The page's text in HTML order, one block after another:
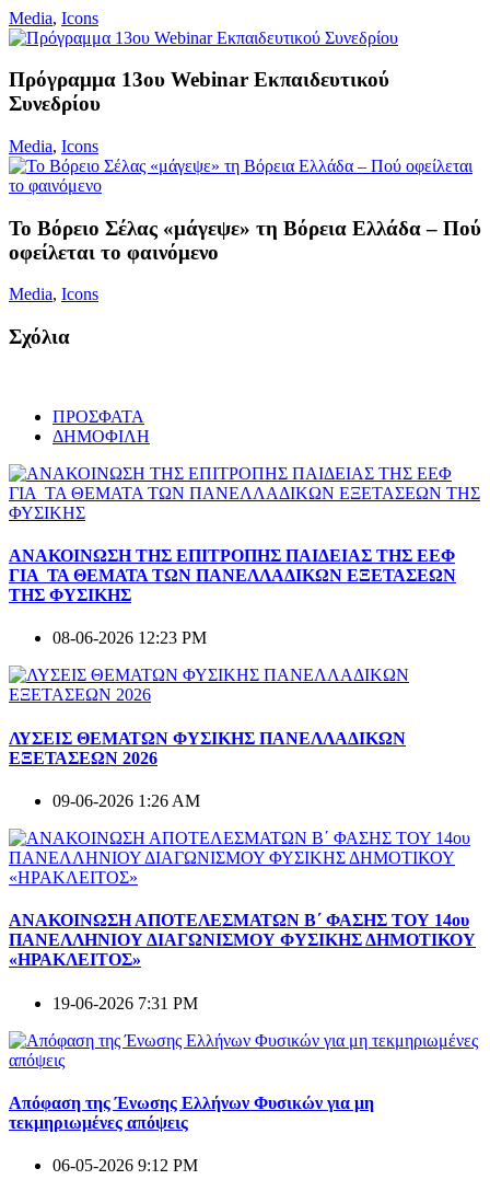
Media, Icons
Πρόγραμμα 13oυ Webinar Εκπαιδευτικού
Συνεδρίου
Media, Icons
Το Βόρειο Σέλας «μάγεψε» τη Βόρεια Ελλάδα – Πού
οφείλεται το φαινόμενο
Media, Icons
Σχόλια
ΠΡΟΣΦΑΤΑ
ΔΗΜΟΦΙΛΗ
ΑΝΑΚΟΙΝΩΣΗ ΤΗΣ ΕΠΙΤΡΟΠΗΣ ΠΑΙΔΕΙΑΣ ΤΗΣ ΕΕΦ
ΓΙΑ ΤΑ ΘΕΜΑΤΑ ΤΩΝ ΠΑΝΕΛΛΑΔΙΚΩΝ ΕΞΕΤΑΣΕΩΝ
ΤΗΣ ΦΥΣΙΚΗΣ
08-06-2026 12:23 PM
ΛΥΣΕΙΣ ΘΕΜΑΤΩΝ ΦΥΣΙΚΗΣ ΠΑΝΕΛΛΑΔΙΚΩΝ
ΕΞΕΤΑΣΕΩΝ 2026
09-06-2026 1:26 AM
ΑΝΑΚΟΙΝΩΣΗ ΑΠΟΤΕΛΕΣΜΑΤΩΝ Β΄ ΦΑΣΗΣ ΤΟΥ 14ου
ΠΑΝΕΛΛΗΝΙΟΥ ΔΙΑΓΩΝΙΣΜΟΥ ΦΥΣΙΚΗΣ ΔΗΜΟΤΙΚΟΥ
«ΗΡΑΚΛΕΙΤΟΣ»
19-06-2026 7:31 PM
Απόφαση της Ένωσης Ελλήνων Φυσικών για μη
τεκμηριωμένες απόψεις
06-05-2026 9:12 PM